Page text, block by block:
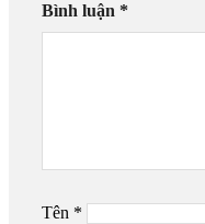
Bình luận *
Tên *